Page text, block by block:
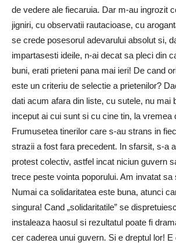
de vedere ale fiecaruia. Dar m-au ingrozit
jigniri, cu observatii rautacioase, cu
se crede posesorul adevarului absolut si,
impartasesti ideile, n-ai decat sa pleci din
buni, erati prieteni pana mai ieri! De cand
este un criteriu de selectie a prietenilor?
dati acum afara din liste, cu sutele, nu mai
inceput ai cui sunt si cu cine tin, la vremea
Frumusetea tinerilor care s-au strans in
strazii a fost fara precedent. In sfarsit, s-a
protest colectiv, astfel incat niciun guvern
trece peste vointa poporului. Am invatat sa
Numai ca solidaritatea este buna, atunci
singura! Cand „solidaritatile” se
instaleaza haosul si rezultatul poate fi
cer caderea unui guvern. Si e dreptul lor!